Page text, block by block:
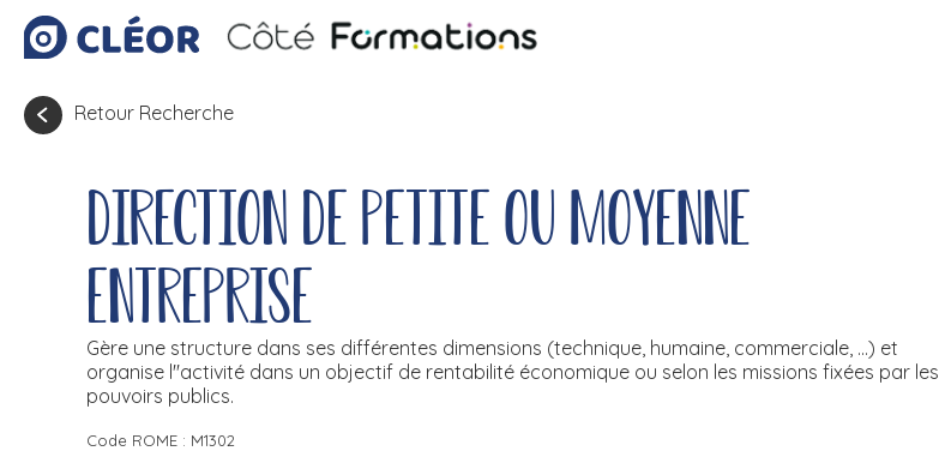
Retour Recherche
Direction de petite ou moyenne
entreprise
Gère une structure dans ses différentes dimensions (technique, humaine, commerciale, ...) et
organise l''activité dans un objectif de rentabilité économique ou selon les missions fixées par les
pouvoirs publics.
Code ROME : M1302